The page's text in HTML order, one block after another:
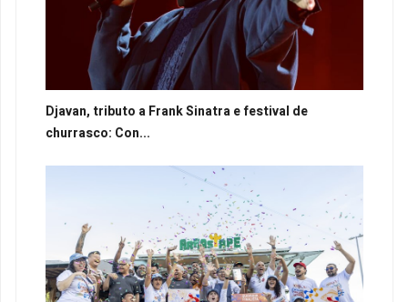
Djavan, tributo a Frank Sinatra e festival de
churrasco: Con...